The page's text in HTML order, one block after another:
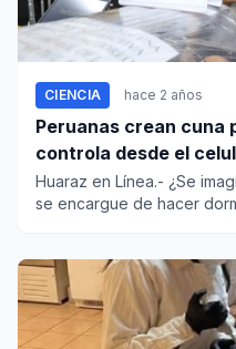
CIENCIA hace 2 años
Peruanas crean cuna
controla desde el
Corea
Huaraz en Línea.- ¿Se
se encargue de hacer